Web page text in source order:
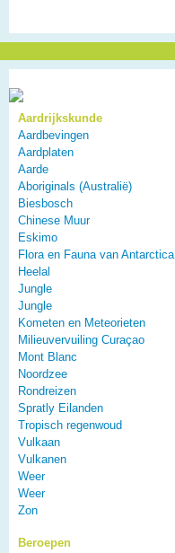
Aardrijkskunde
Aardbevingen
Aardplaten
Aarde
Aboriginals (Australië)
Biesbosch
Chinese Muur
Eskimo
Flora en Fauna van Antarctica
Heelal
Jungle
Jungle
Kometen en Meteorieten
Milieuvervuiling Curaçao
Mont Blanc
Noordzee
Rondreizen
Spratly Eilanden
Tropisch regenwoud
Vulkaan
Vulkanen
Weer
Weer
Zon
Beroepen